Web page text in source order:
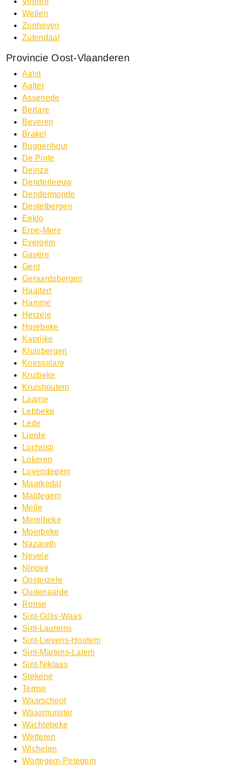
Wellen
Zonhoven
Zutendaal
Provincie Oost-Vlaanderen
Aalst
Aalter
Assenede
Berlare
Beveren
Brakel
Buggenhout
De Pinte
Deinze
Denderleeuw
Dendermonde
Destelbergen
Eeklo
Erpe-Mere
Evergem
Gavere
Gent
Geraardsbergen
Haaltert
Hamme
Herzele
Horebeke
Kaprijke
Kluisbergen
Knesselare
Kruibeke
Kruishoutem
Laarne
Lebbeke
Lede
Lierde
Lochristi
Lokeren
Lovendegem
Maarkedal
Maldegem
Melle
Merelbeke
Moerbeke
Nazareth
Nevele
Ninove
Oosterzele
Oudenaarde
Ronse
Sint-Gillis-Waas
Sint-Laureins
Sint-Lievens-Houtem
Sint-Martens-Latem
Sint-Niklaas
Stekene
Temse
Waarschoot
Waasmunster
Wachtebeke
Wetteren
Wichelen
Wortegem-Petegem